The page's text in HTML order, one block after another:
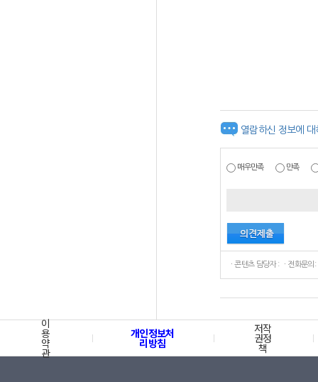
열람하신 정보에
매우만족 만족
ㆍ콘텐츠 담당자 : ㆍ전화문의:
이
용
약
관
개인정보처
리방침
저작
권정
책